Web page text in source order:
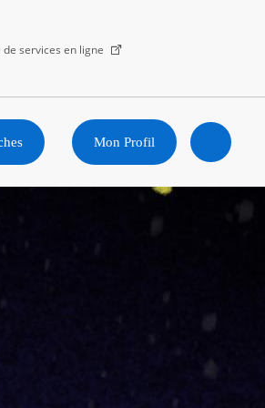
de services en ligne
Mon Profil